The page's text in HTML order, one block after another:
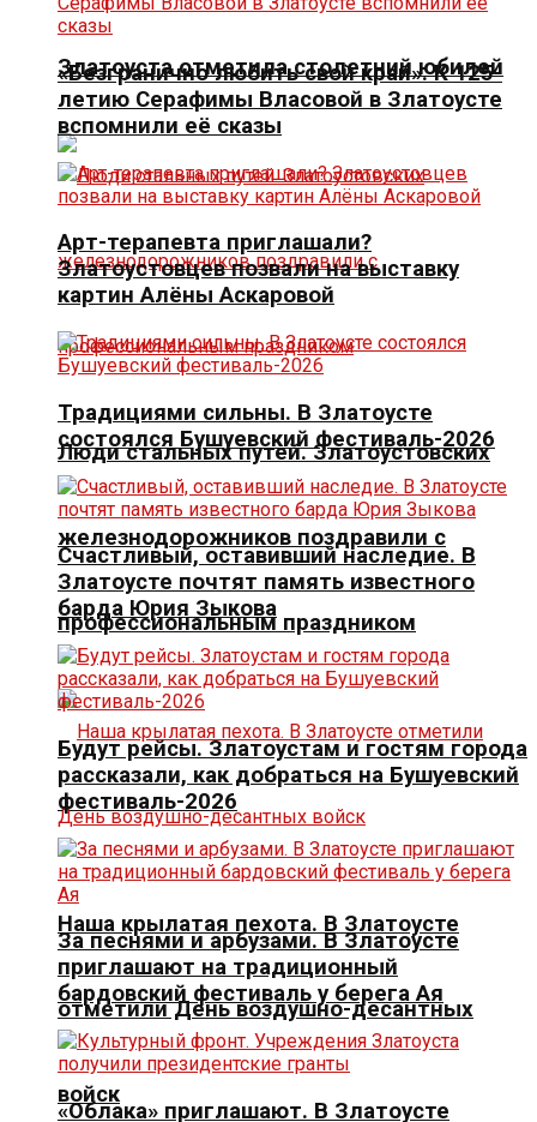
Златоуста отметила столетний юбилей
Люди стальных путей. Златоустовских
железнодорожников поздравили с
профессиональным праздником
Наша крылатая пехота. В Златоусте
отметили День воздушно-десантных
войск
«Безгранично любить свой край». К 125-
летию Серафимы Власовой в Златоусте
вспомнили её сказы
Арт-терапевта приглашали?
Златоустовцев позвали на выставку
картин Алёны Аскаровой
Традициями сильны. В Златоусте
состоялся Бушуевский фестиваль-2026
Счастливый, оставивший наследие. В
Златоусте почтят память известного
барда Юрия Зыкова
Будут рейсы. Златоустам и гостям города
рассказали, как добраться на Бушуевский
фестиваль-2026
За песнями и арбузами. В Златоусте
приглашают на традиционный
бардовский фестиваль у берега Ая
«Облака» приглашают. В Златоусте